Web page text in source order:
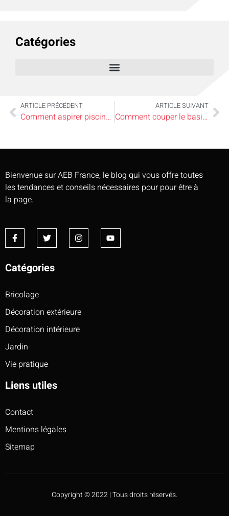
Catégories
ARTICLE PRÉCÉDENT
Comment aspirer piscine hors sol ?
ARTICLE SUIVANT
Comment couper le basilic pour qu’il repousse ?
Bienvenue sur AEB France, le blog qui vous offre toutes
les tendances et conseils nécessaires pour pour être à
la page.
Catégories
Bricolage
Décoration extérieure
Décoration intérieure
Jardin
Vie pratique
Liens utiles
Contact
Mentions légales
Sitemap
Copyright © 2022 | Tous droits réservés.